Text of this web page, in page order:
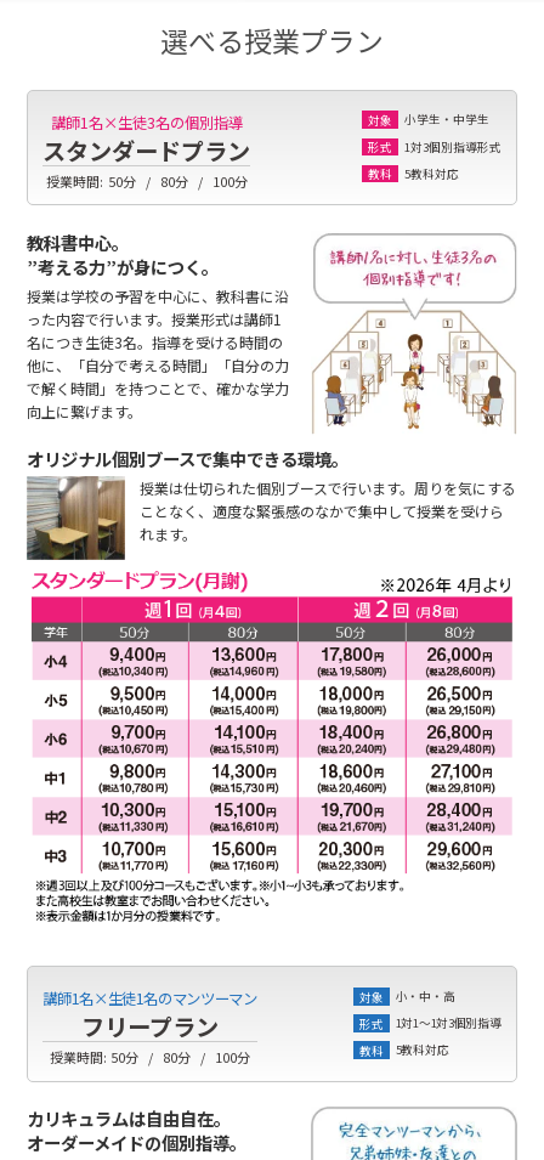
選べる授業プラン
講師1名×生徒3名の個別指導
スタンダードプラン
授業時間: 50分 80分 100分
対象
小学生・中学生
形式
1対3個別指導形式
教科
5教科対応
教科書中心。
”考える力”が身につく。
授業は学校の予習を中心に、教科書に沿
った内容で行います。授業形式は講師1
名につき生徒3名。指導を受ける時間の
他に、「自分で考える時間」「自分の力
で解く時間」を持つことで、確かな学力
向上に繋げます。
オリジナル個別ブースで集中できる環境。
授業は仕切られた個別ブースで行います。周りを気にする
ことなく、適度な緊張感のなかで集中して授業を受けら
れます。
講師1名×生徒1名のマンツーマン
フリープラン
授業時間: 50分 80分 100分
対象
小・中・高
形式
1対1～1対3個別指導
教科
5教科対応
カリキュラムは自由自在。
オーダーメイドの個別指導。